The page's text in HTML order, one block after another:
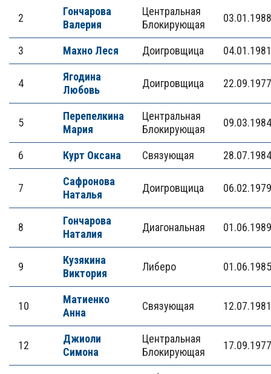
2
Гончарова
Валерия
Центральная
Блокирующая
03.01.1988
3 Махно Леся Доигровщица 04.01.1981
4
Ягодина
Любовь
Доигровщица 22.09.1977
5
Перепелкина
Мария
Центральная
Блокирующая
09.03.1984
6 Курт Оксана Связующая 28.07.1984
7
Сафронова
Наталья
Доигровщица 06.02.1979
8
Гончарова
Наталия
Диагональная 01.06.1989
9
Кузякина
Виктория
Либеро 01.06.1985
10
Матиенко
Анна
Связующая 12.07.1981
12
Джиоли
Симона
Центральная
Блокирующая
17.09.1977